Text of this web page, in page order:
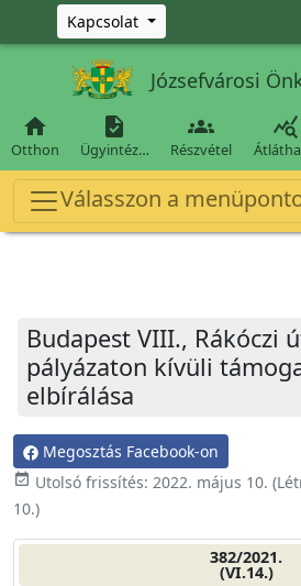
Ugrás a fő tartalomra
Kapcsolat
Józsefvárosi

Otthon

Ügyintéz…

Részvétel

Válasszon a
Budapest VIII., Rákóczi
pályázaton kívüli
elbírálása
Megosztás Facebook-on
event_available Utolsó frissítés: 2022. május 10.
10.)
382/2021.
(VI.14.)